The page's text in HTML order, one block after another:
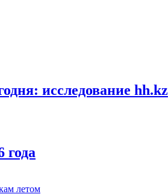
исследование hh.kz
года